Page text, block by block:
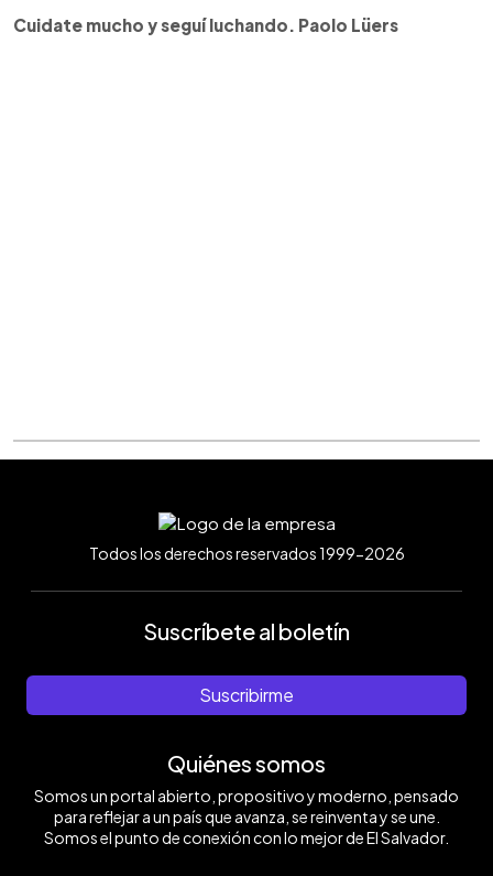
Cuidate mucho y seguí luchando. Paolo Lüers
Todos los derechos reservados 1999-2026
Suscríbete al boletín
Suscribirme
Quiénes somos
Somos un portal abierto, propositivo y moderno, pensado
para reflejar a un país que avanza, se reinventa y se une.
Somos el punto de conexión con lo mejor de El Salvador.